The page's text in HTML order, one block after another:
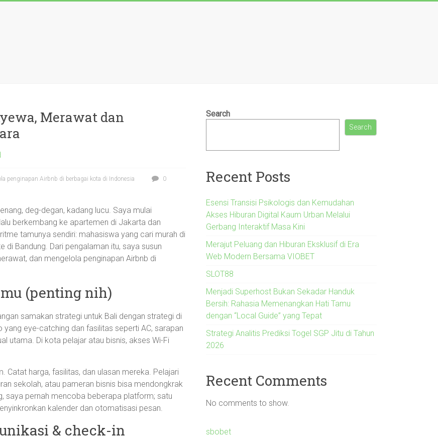
Merawat dan
penginapan Airbnb di berbagai kota di Indonesia
0
deg-degan, kadang lucu. Saya mulai
berkembang ke apartemen di Jakarta dan
tamunya sendiri: mahasiswa yang cari murah di
Bandung. Dari pengalaman itu, saya susun
dan mengelola penginapan Airbnb di
(penting nih)
samakan strategi untuk Bali dengan strategi di
eye-catching dan fasilitas seperti AC, sarapan
utama. Di kota pelajar atau bisnis, akses Wi-Fi
Catat harga, fasilitas, dan ulasan mereka. Pelajari
sekolah, atau pameran bisnis bisa mendongkrak
saya pernah mencoba beberapa platform; satu
kalender dan otomatisasi pesan.
& check-in
Search
Search
Recent Posts
Esensi Transisi Psikologis dan Kemudahan
Akses Hiburan Digital Kaum Urban Melalui
Gerbang Interaktif Masa Kini
Merajut Peluang dan Hiburan Eksklusif di Era
Web Modern Bersama VIOBET
SLOT88
Menjadi Superhost Bukan Sekadar Handuk
Bersih: Rahasia Memenangkan Hati Tamu
dengan “Local Guide” yang Tepat
Strategi Analitis Prediksi Togel SGP Jitu di Tahun
2026
Recent Comments
No comments to show.
sbobet